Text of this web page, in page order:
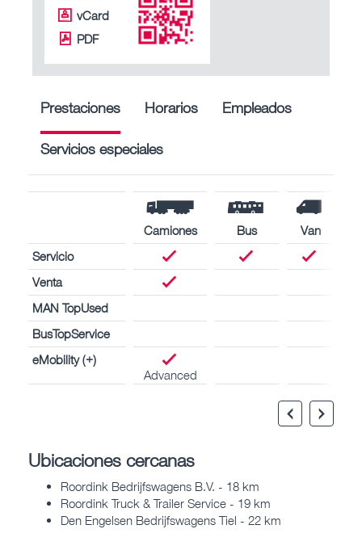
vCard
PDF
Prestaciones Horarios Empleados
Servicios especiales
Camiones Bus
Van
Servicio
Venta
MAN TopUsed
BusTopService
eMobility (+)
Advanced
Ubicaciones cercanas
Roordink Bedrijfswagens B.V. - 18 km
Roordink Truck & Trailer Service - 19 km
Den Engelsen Bedrijfswagens Tiel - 22 km